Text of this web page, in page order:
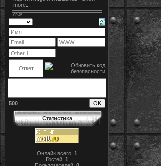
500
Статистика
Онлайн всего: 1
Гостей: 1